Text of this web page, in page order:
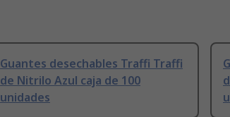
Guantes desechables Traffi Traffi
de Nitrilo Azul caja de 100
unidades